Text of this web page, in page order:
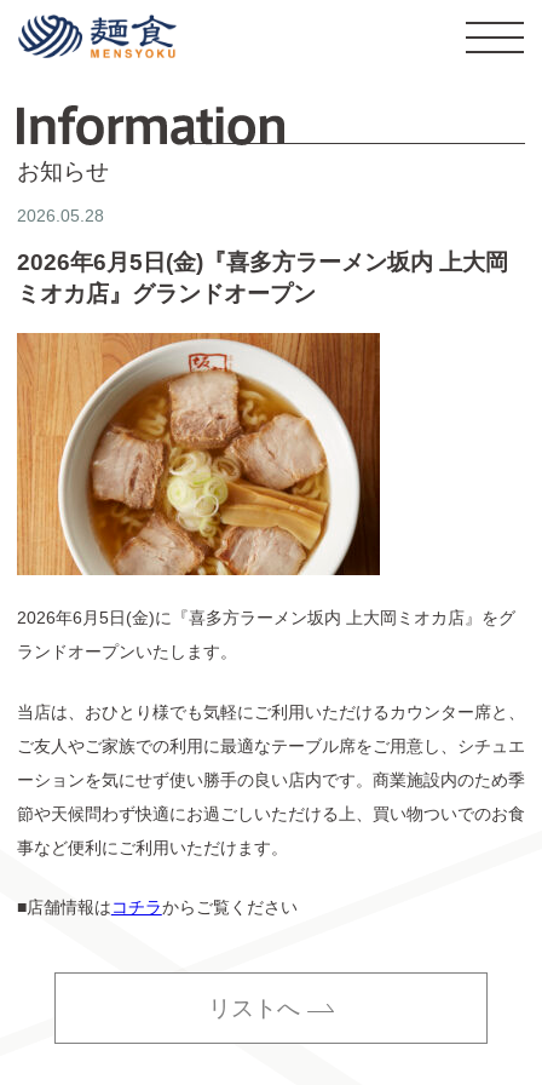
株式会社麺食
お知らせ
2026.05.28
2026年6月5日(金)『喜多方ラーメン坂内 上大岡
ミオカ店』グランドオープン
2026年6月5日(金)に『喜多方ラーメン坂内 上大岡ミオカ店』をグ
ランドオープンいたします。
当店は、おひとり様でも気軽にご利用いただけるカウンター席と、
ご友人やご家族での利用に最適なテーブル席をご用意し、シチュエ
ーションを気にせず使い勝手の良い店内です。商業施設内のため季
節や天候問わず快適にお過ごしいただける上、買い物ついでのお食
事など便利にご利用いただけます。
■店舗情報はコチラからご覧ください
リストへ